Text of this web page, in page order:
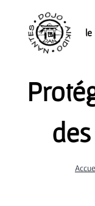
contenu
le